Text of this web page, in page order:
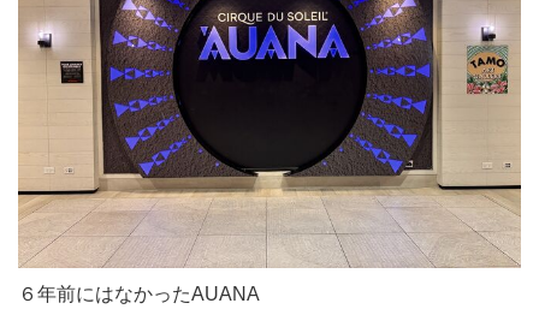
６年前にはなかったAUANA